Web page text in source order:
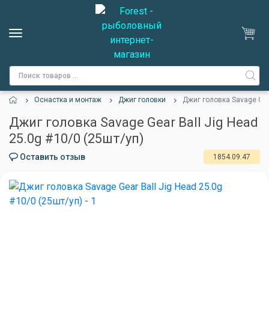
Оснастка и монтаж Джиг головки Джиг головка Savage
Джиг головка Savage Gear Ball Jig Head
25.0g #10/0 (25шт/уп)
Оставить отзыв 1854.09.47